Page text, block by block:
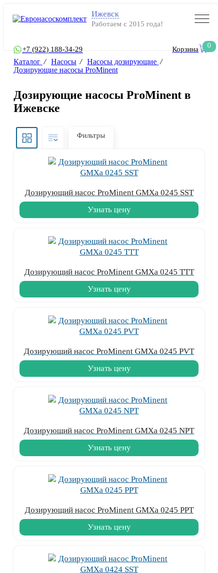
Ижевск
Работаем с 2015 года!
+7 (922) 188-34-29 Корзина
0
Каталог / Насосы / Насосы дозирующие /
Дозирующие насосы ProMinent
Дозирующие насосы ProMinent в
Ижевске
Фильтры
Дозирующий насос ProMinent GMXa 0245 SST
Узнать цену
Дозирующий насос ProMinent GMXa 0245 TTT
Узнать цену
Дозирующий насос ProMinent GMXa 0245 PVT
Узнать цену
Дозирующий насос ProMinent GMXa 0245 NPT
Узнать цену
Дозирующий насос ProMinent GMXa 0245 PPT
Узнать цену